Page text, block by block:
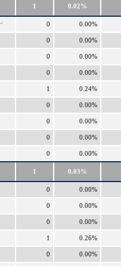
1 0.02%
0 0.00%
0 0.00%
0 0.00%
0 0.00%
1 0.24%
0 0.00%
0 0.00%
0 0.00%
0 0.00%
1 0.03%
0 0.00%
0 0.00%
0 0.00%
1 0.26%
0 0.00%